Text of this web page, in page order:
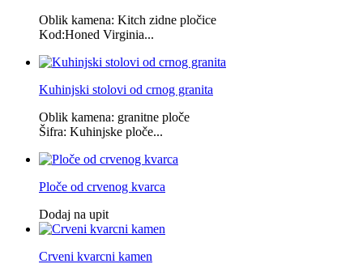
Oblik kamena: Kitch zidne pločice
Kod:Honed Virginia...
Kuhinjski stolovi od crnog granita
Oblik kamena: granitne ploče
Šifra: Kuhinjske ploče...
Ploče od crvenog kvarca
Dodaj na upit
Crveni kvarcni kamen